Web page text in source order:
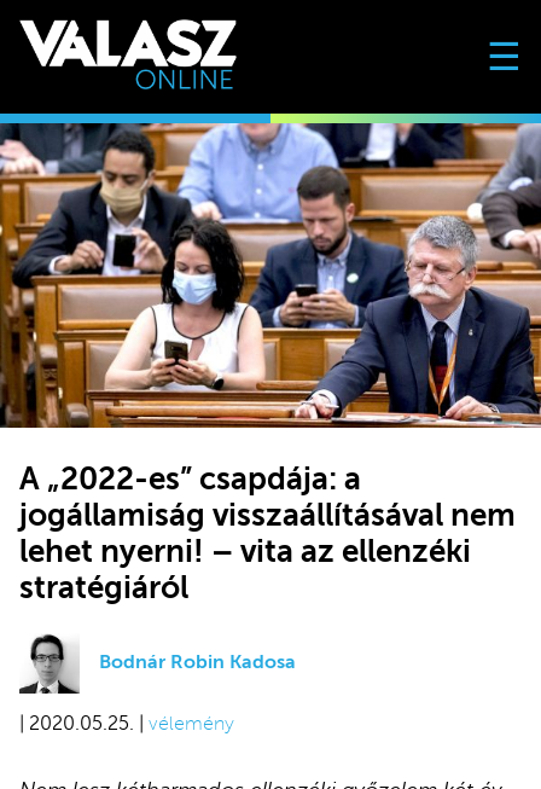
☰
A „2022-es” csapdája: a
jogállamiság visszaállításával nem
lehet nyerni! – vita az ellenzéki
stratégiáról
Bodnár Robin Kadosa
| 2020.05.25. | vélemény